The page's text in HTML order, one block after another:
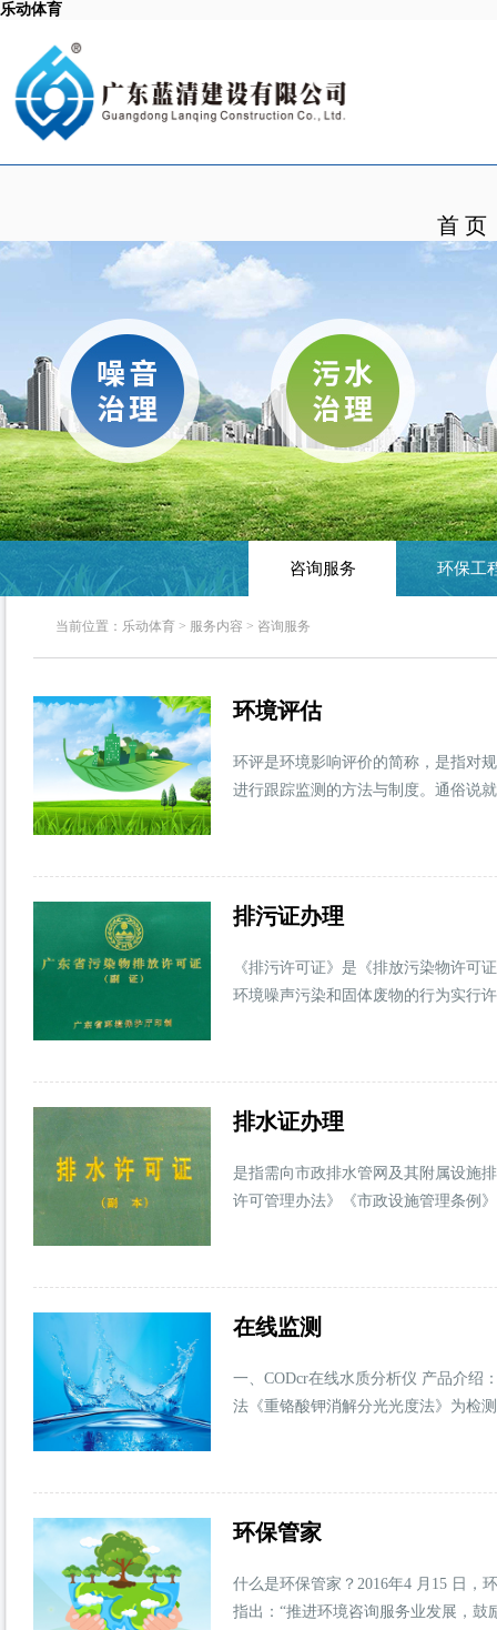
乐动体育
首 页
咨询服务 环保工
当前位置： 乐动体育 > 服务内容 > 咨询服务
环境评估
环评是环境影响评价的简称，是指对
进行跟踪监测的方法与制度。通俗说
排污证办理
《排污许可证》是《排放污染物许可
环境噪声污染和固体废物的行为实行
排水证办理
是指需向市政排水管网及其附属设施
许可管理办法》《市政设施管理条例
在线监测
一、CODcr在线水质分析仪 产品介绍
法《重铬酸钾消解分光光度法》为检
环保管家
什么是环保管家？2016年4 月15 日，
指出：“推进环境咨询服务业发展，鼓